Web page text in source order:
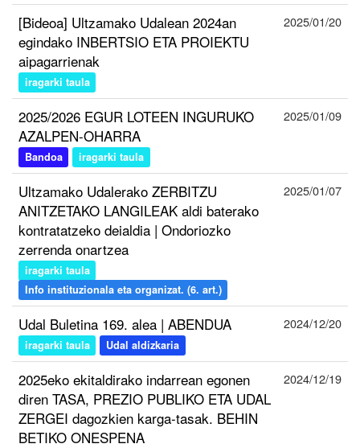
[Bideoa] Ultzamako Udalean 2024an
egindako INBERTSIO ETA PROIEKTU
aipagarrienak
iragarki taula
2025/01/20
2025/2026 EGUR LOTEEN INGURUKO
AZALPEN-OHARRA
Bandoa iragarki taula
2025/01/09
Ultzamako Udalerako ZERBITZU
ANITZETAKO LANGILEAK aldi baterako
kontratatzeko deialdia | Ondoriozko
zerrenda onartzea
iragarki taula
Info instituzionala eta organizat. (6. art.)
2025/01/07
Udal Buletina 169. alea | ABENDUA
iragarki taula Udal aldizkaria
2024/12/20
2025eko ekitaldirako indarrean egonen
diren TASA, PREZIO PUBLIKO ETA UDAL
ZERGEI dagozkien karga-tasak. BEHIN
BETIKO ONESPENA
2024/12/19